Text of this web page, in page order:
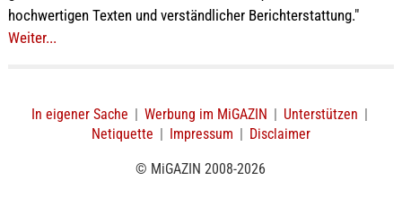
hochwertigen Texten und verständlicher Berichterstattung."
Weiter...
In eigener Sache Werbung im MiGAZIN Unterstützen
Netiquette
Impressum Disclaimer
© MiGAZIN 2008-2026